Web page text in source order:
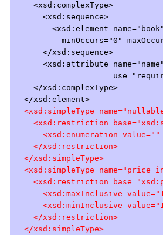
<xsd:complexType>
<xsd:sequence>
<xsd:element name="book"
minOccurs="0"
</xsd:sequence>
<xsd:attribute
</xsd:complexType>
</xsd:element>
<xsd:simpleType
<xsd:restriction
<xsd:enumeration value=""
</xsd:restriction>
</xsd:simpleType>
<xsd:simpleType
<xsd:restriction
<xsd:maxInclusive
<xsd:minInclusive
</xsd:restriction>
</xsd:simpleType>